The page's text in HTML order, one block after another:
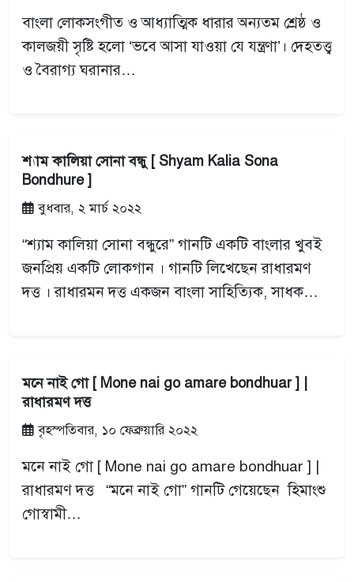
বাংলা লোকসংগীত ও আধ্যাত্মিক ধারার অন্যতম শ্রেষ্ঠ ও
কালজয়ী সৃষ্টি হলো ‘ভবে আসা যাওয়া যে যন্ত্রণা’। দেহতত্ত্ব
ও বৈরাগ্য ঘরানার…
শ্যাম কালিয়া সোনা বন্ধু [ Shyam Kalia Sona
Bondhure ]
বুধবার, ২ মার্চ ২০২২
“শ্যাম কালিয়া সোনা বন্ধুরে” গানটি একটি বাংলার খুবই
জনপ্রিয় একটি লোকগান । গানটি লিখেছেন রাধারমণ
দত্ত । রাধারমন দত্ত একজন বাংলা সাহিত্যিক, সাধক…
মনে নাই গো [ Mone nai go amare bondhuar ] |
রাধারমণ দত্ত
বৃহস্পতিবার, ১০ ফেব্রুয়ারি ২০২২
মনে নাই গো [ Mone nai go amare bondhuar ] |
রাধারমণ দত্ত “মনে নাই গো” গানটি গেয়েছেন হিমাংশু
গোস্বামী…